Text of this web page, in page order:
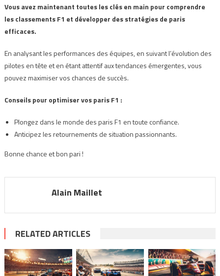
Vous avez maintenant toutes les clés en main pour comprendre
les classements F1 et développer des stratégies de paris
efficaces.
En analysant les performances des équipes, en suivant l’évolution des
pilotes en tête et en étant attentif aux tendances émergentes, vous
pouvez maximiser vos chances de succès.
Conseils pour optimiser vos paris F1 :
Plongez dans le monde des paris F1 en toute confiance.
Anticipez les retournements de situation passionnants.
Bonne chance et bon pari !
Alain Maillet
RELATED ARTICLES